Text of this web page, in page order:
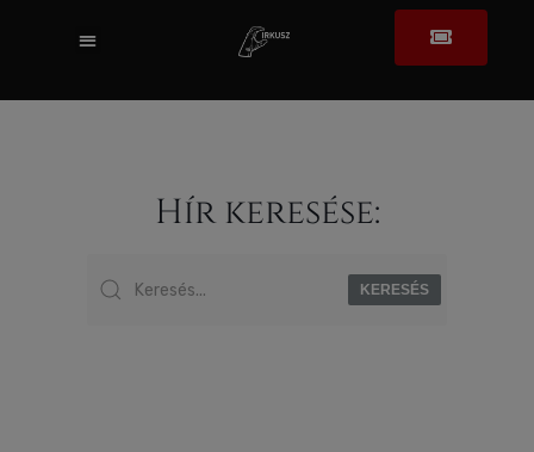
Hír keresése:
KERESÉS